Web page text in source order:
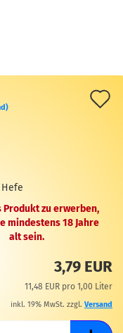
Hefe
Produkt zu erwerben,
mindestens 18 Jahre
alt sein.
3,79 EUR
11,48 EUR pro 1,00 Liter
inkl. 19% MwSt. zzgl. Versand